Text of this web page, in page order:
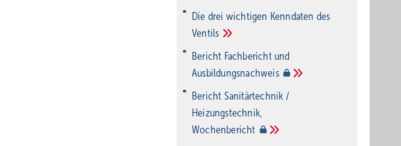
Die drei wichtigen Kenndaten des
Ventils
Bericht Fachbericht und
Ausbildungsnachweis
Bericht Sanitärtechnik /
Heizungstechnik,
Wochenbericht